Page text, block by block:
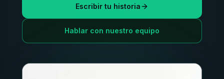
Escribir tu historia
Hablar con nuestro equipo